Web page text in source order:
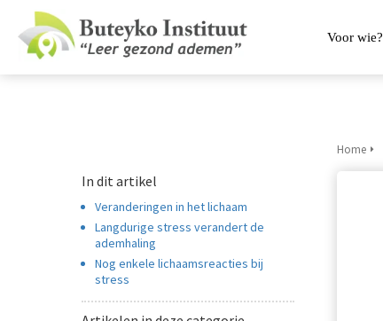
Voor wie?
In dit artikel
Veranderingen in het lichaam
Langdurige stress verandert de
ademhaling
Nog enkele lichaamsreacties bij
stress
Home